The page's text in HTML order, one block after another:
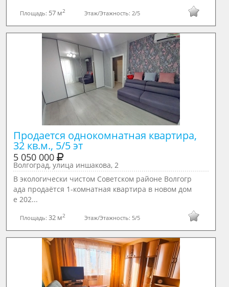
Площадь: 57 м2 Этаж/Этажность: 2/5
Продается однокомнатная квартира,
32 кв.м., 5/5 эт
5 050 000
Волгоград, улица иншакова, 2
В экологически чистом Советском районе Волгогр
ада продаётся 1-комнатная квартира в новом дом
е 202...
Площадь:32 м2 Этаж/Этажность: 5/5